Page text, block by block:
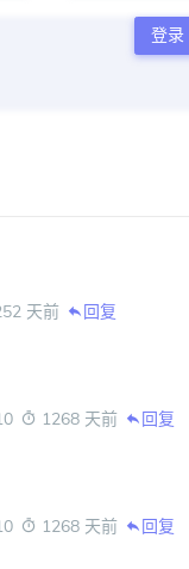
登录
天前 回复
1268 天前 回复
1268 天前 回复